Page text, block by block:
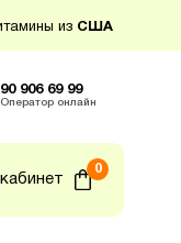
из США
90 906 69 99
Оператор онлайн
0